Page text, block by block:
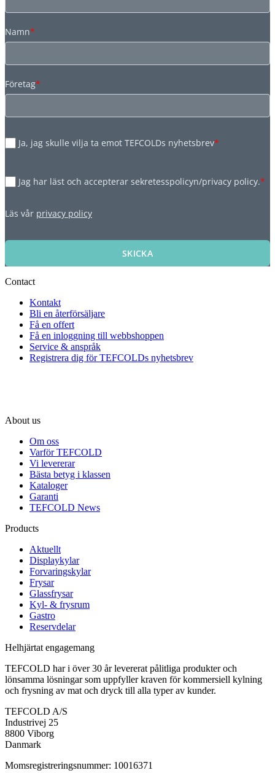
Namn*
Företag*
Ja, jag skulle vilja ta emot TEFCOLDs nyhetsbrev*
Jag har läst och accepterar sekretesspolicyn/privacy policy.*
Läs vår privacy policy
SKICKA
Contact
Kontakt
Bli en återförsäljare
Få en offert
Få en inloggning till webbshoppen
Service & anspråk
Registrera dig för TEFCOLDs nyhetsbrev
About us
Om oss
Varför TEFCOLD
Vi levererar
Bästa betyg i klassen
Kataloger
Garanti
TEFCOLD News
Products
Aktuellt
Displaykylar
Forvaringskylar
Frysar
Glassfrysar
Kyl- & frysrum
Gastro
Reservdelar
Helhjärtat engagemang
TEFCOLD har i över 30 år levererat pålitliga produkter och
lönsamma lösningar som uppfyller kraven för kommersiell kylning
och frysning av mat och dryck till alla typer av kunder.
TEFCOLD A/S
Industrivej 25
8800 Viborg
Danmark
Momsregistreringsnummer: 10016371